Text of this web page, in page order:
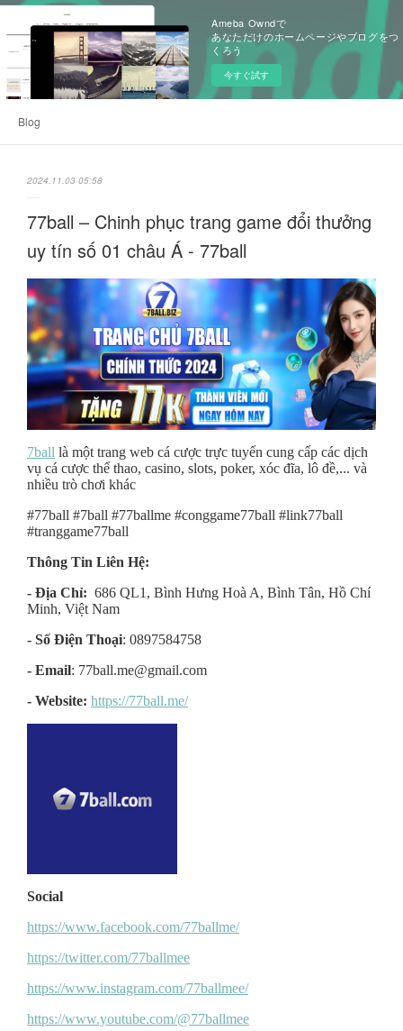
Ameba Owndで
あなただけのホームページやブログをつ
くろう
今すぐ試す
Blog
2024.11.03 05:58
77ball – Chinh phục trang game đổi thưởng
uy tín số 01 châu Á - 77ball